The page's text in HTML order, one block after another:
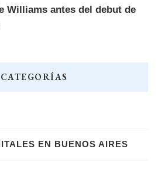
Williams antes del debut de
CATEGORÍAS
EN BUENOS AIRES